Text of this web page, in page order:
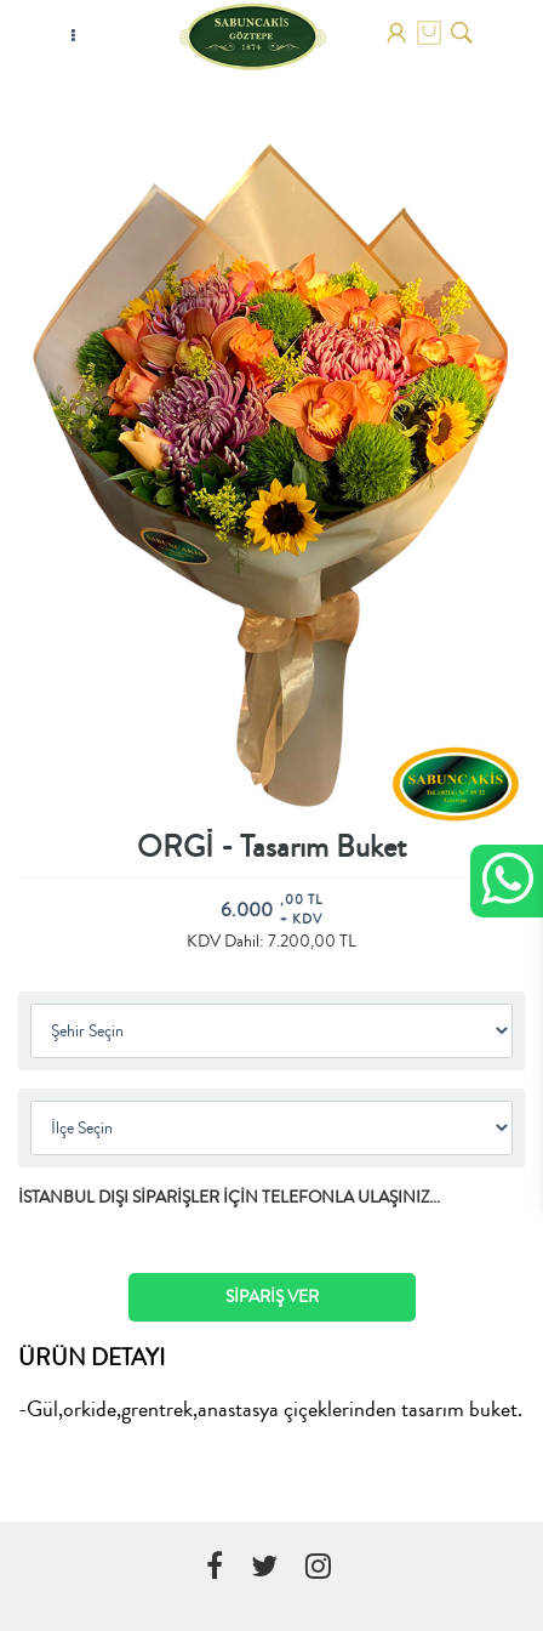
ORGİ - Tasarım Buket
6.000 ,00 TL
+ KDV
KDV Dahil: 7.200,00 TL
İSTANBUL DIŞI SİPARİŞLER İÇİN TELEFONLA ULAŞINIZ...
SİPARİŞ VER
ÜRÜN DETAYI
-Gül,orkide,grentrek,anastasya çiçeklerinden tasarım buket.